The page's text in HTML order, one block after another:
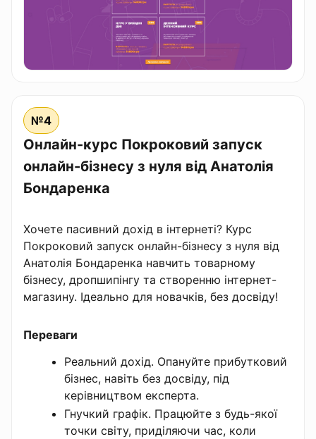
№4
Онлайн-курс Покроковий запуск
онлайн-бізнесу з нуля від Анатолія
Бондаренка
Хочете пасивний дохід в інтернеті? Курс
Покроковий запуск онлайн-бізнесу з нуля від
Анатолія Бондаренка навчить товарному
бізнесу, дропшипінгу та створенню інтернет-
магазину. Ідеально для новачків, без досвіду!
Переваги
Реальний дохід. Опануйте прибутковий
бізнес, навіть без досвіду, під
керівництвом експерта.
Гнучкий графік. Працюйте з будь-якої
точки світу, приділяючи час, коли